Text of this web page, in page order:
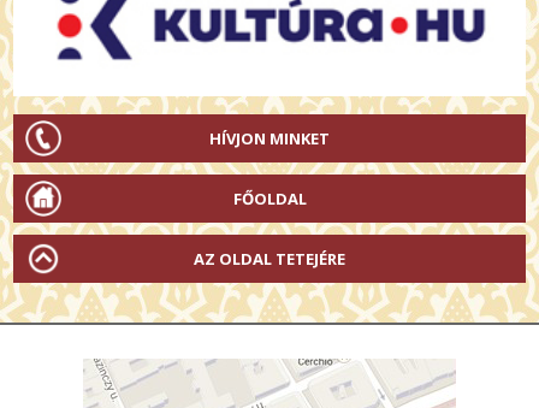
HÍVJON MINKET
FŐOLDAL
AZ OLDAL TETEJÉRE